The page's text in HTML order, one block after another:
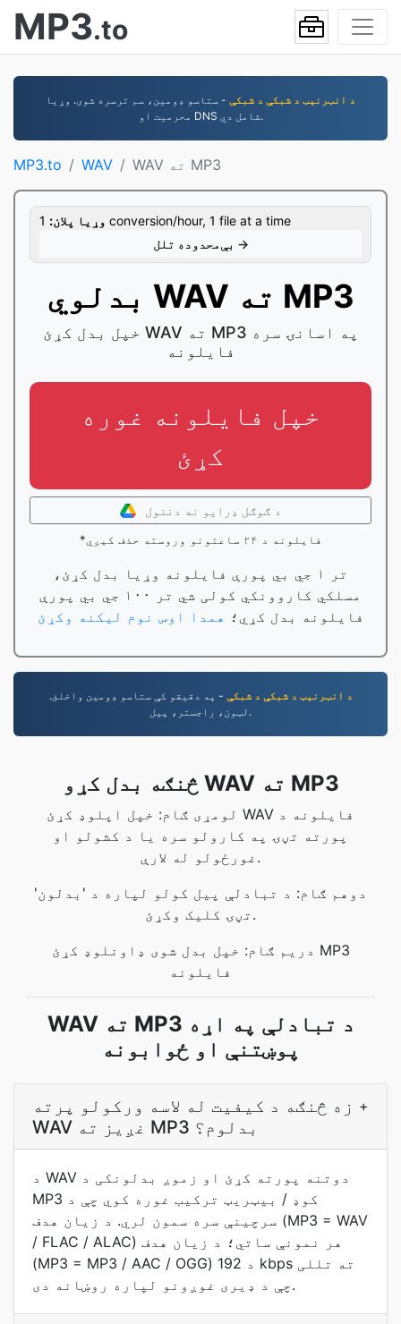
MP3.to
د انټرنېټ د شبکې د شبکې - ستاسو ډومین، سم ترسره شوی. وړیا
محرمیت او DNS شامل دي.
MP3.to WAV WAV ته MP3
وړيا پلان: 1 conversion/hour, 1 file at a time
بې‌محدوده تلل →
بدلوي WAV ته MP3
خپل بدل کړئ WAV ته MP3 په اسانۍ سره
فایلونه
خپل فایلونه غوره
کړئ
د ګوګل ډرایو نه دننول
*فایلونه د ۲۴ ساعتونو وروسته حذف کیږي
تر ۱ جي بي پورې فایلونه وړیا بدل کړئ،
مسلکي کاروونکي کولی شي تر ۱۰۰ جي بي پورې
فایلونه بدل کړي؛ همدا اوس نوم لیکنه وکړئ
د انټرنېټ د شبکې د شبکې - په دقیقو کې ستاسو ډومین واخلئ.
لټون، راجستر، پیل.
څنګه بدل کړو WAV ته MP3
لومړی ګام: خپل اپلوډ کړئ WAV فایلونه د
پورته تڼۍ په کارولو سره یا د کشولو او
غورځولو له لارې.
دوهم ګام: د تبادلې پیل کولو لپاره د 'بدلون'
تڼۍ کلیک وکړئ.
دریم ګام: خپل بدل شوی ډاونلوډ کړئ MP3
فایلونه
WAV ته MP3 د تبادلې په اړه
پوښتنې او ځوابونه
زه څنګه د کیفیت له لاسه ورکولو پرته
WAV غږیز ته MP3 بدلوم؟
+
د WAV دوتنه پورته کړئ او زموږ بدلونکی د
MP3 کوډ / بیټریټ ترکیب غوره کوي چې د
سرچینې سره سمون لري. د زیان هدف (MP3 = WAV
/ FLAC / ALAC) هر نمونې ساتي؛ د زیان هدف
(MP3 = MP3 / AAC / OGG) د 192 kbps ته تللی
چې د ډیری غوږونو لپاره روښانه دی.